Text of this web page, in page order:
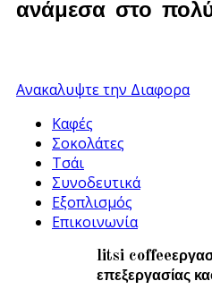
ανάμεσα στο
Ανακαλυψτε την Διαφορα
Καφές
Σοκολάτες
Τσάι
Συνοδευτικά
Εξοπλισμός
Επικοινωνία
litsi coffee
επεξεργασίας